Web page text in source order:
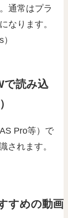
通常はプラ
なります。
で読み込
Pro等）で
されます。
すめの動画